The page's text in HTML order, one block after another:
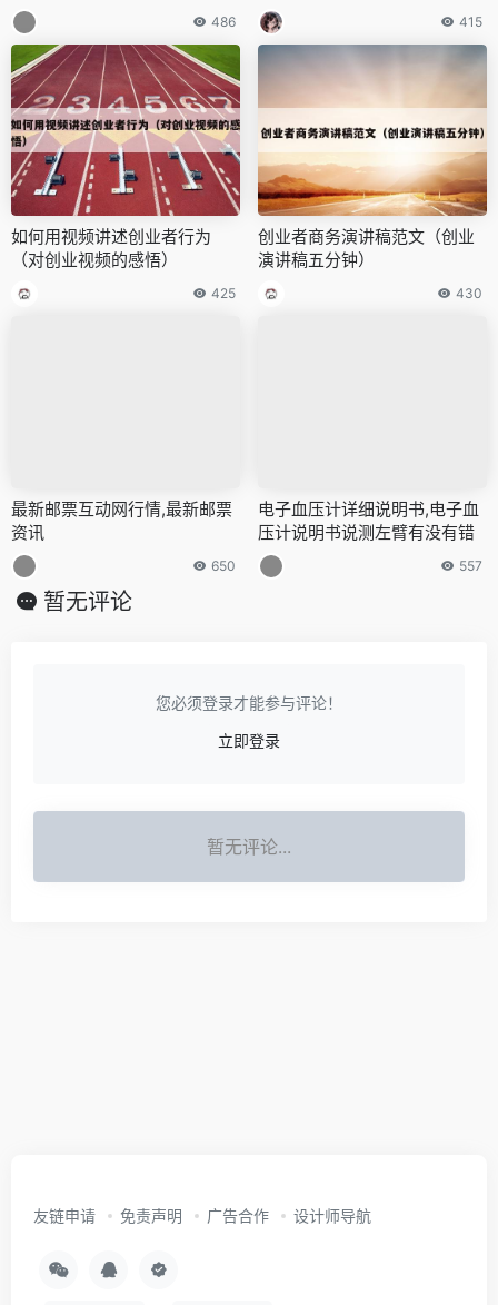
486 415
如何用视频讲述创业者行为
（对创业视频的感悟）
425
创业者商务演讲稿范文（创业
演讲稿五分钟）
430
最新邮票互动网行情,最新邮票
资讯
650
电子血压计详细说明书,电子血
压计说明书说测左臂有没有错
557
暂无评论
您必须登录才能参与评论！
立即登录
暂无评论...
友链申请 免责声明 广告合作 设计师导航